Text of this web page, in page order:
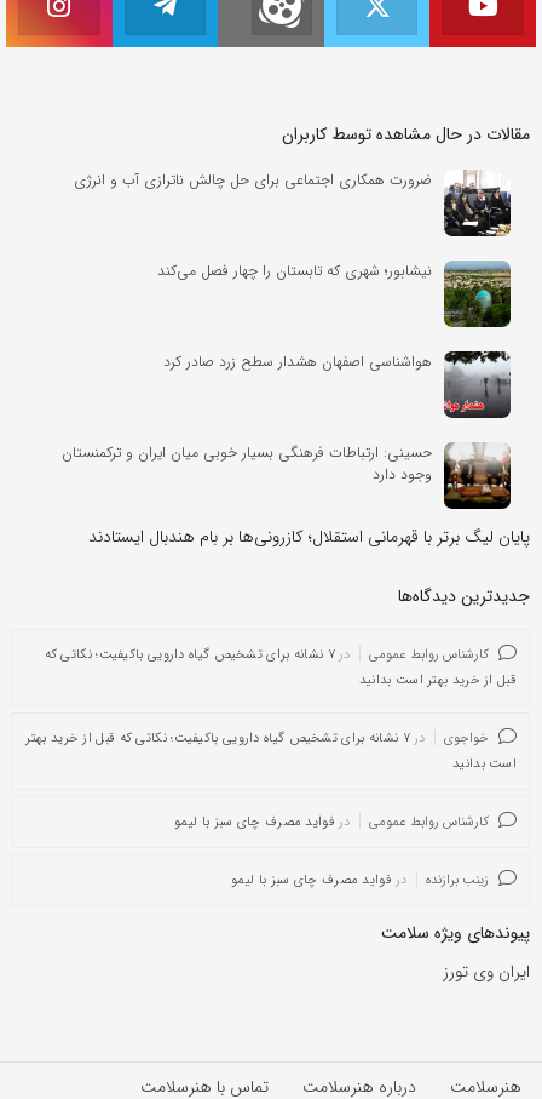
مقالات در حال مشاهده توسط کاربران
ضرورت همکاری اجتماعی برای حل چالش ناترازی آب و انرژی
نیشابور؛ شهری که تابستان را چهار فصل می‌کند
هواشناسی اصفهان هشدار سطح زرد صادر کرد
حسینی: ارتباطات فرهنگی بسیار خوبی میان ایران و ترکمنستان
وجود دارد
پایان لیگ برتر با قهرمانی استقلال؛ کازرونی‌ها بر بام هندبال ایستادند
جدیدترین دیدگاه‌‌ها
کارشناس روابط عمومی در
۷ نشانه برای تشخیص گیاه دارویی باکیفیت؛ نکاتی که
قبل از خرید بهتر است بدانید
خواجوی در
۷ نشانه برای تشخیص گیاه دارویی باکیفیت؛ نکاتی که قبل از خرید بهتر
است بدانید
کارشناس روابط عمومی در فواید مصرف چای سبز با لیمو
زینب برازنده در فواید مصرف چای سبز با لیمو
پیوندهای ویژه سلامت
ایران وی تورز
هنرسلامت درباره هنرسلامت تماس با هنرسلامت